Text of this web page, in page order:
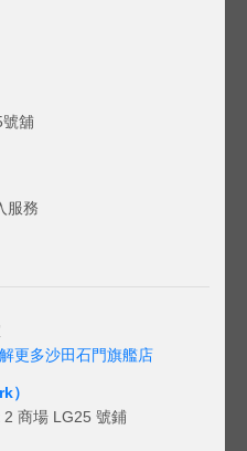
號舖
服務
更多沙田石門旗艦店
）
商場 LG25 號鋪